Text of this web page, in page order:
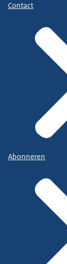
Contact
Abonneren